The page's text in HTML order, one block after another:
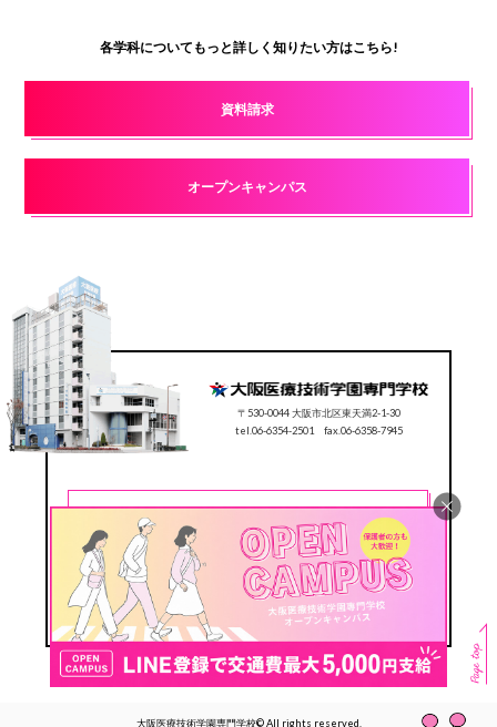
各学科についてもっと詳しく知りたい方はこちら!
資料請求
オープンキャンパス
〒530-0044 大阪市北区東天満2-1-30
tel.06-6354-2501 fax.06-6358-7945
CONTACT
0120-78-2501
Follow us #ocmt
大阪医療技術学園専門学校© All rights reserved.